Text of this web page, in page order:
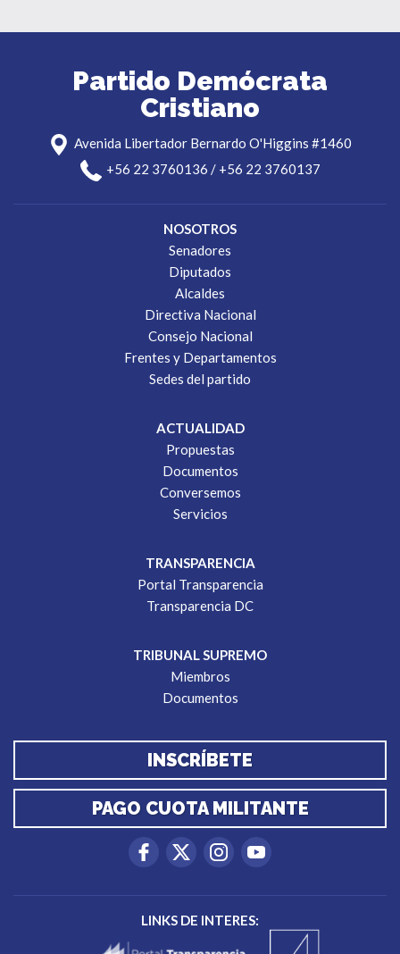
Partido Demócrata
Cristiano
Avenida Libertador Bernardo O'Higgins #1460
+56 22 3760136 / +56 22 3760137
NOSOTROS
Senadores
Diputados
Alcaldes
Directiva Nacional
Consejo Nacional
Frentes y Departamentos
Sedes del partido
ACTUALIDAD
Propuestas
Documentos
Conversemos
Servicios
TRANSPARENCIA
Portal Transparencia
Transparencia DC
TRIBUNAL SUPREMO
Miembros
Documentos
INSCRÍBETE
PAGO CUOTA MILITANTE
LINKS DE INTERES: